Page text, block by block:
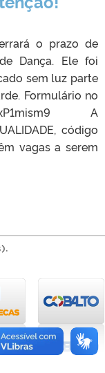
o prazo de
Dança. Ele foi
sem luz parte
Formulário no
A
código
vagas a serem